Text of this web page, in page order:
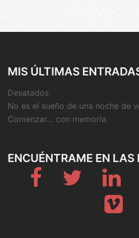
MIS ÚLTIMAS
Desatados
No es el sueño de una noche de
Comenzar… con memoria
ENCUÉNTRAME EN LAS
Fb Twitter